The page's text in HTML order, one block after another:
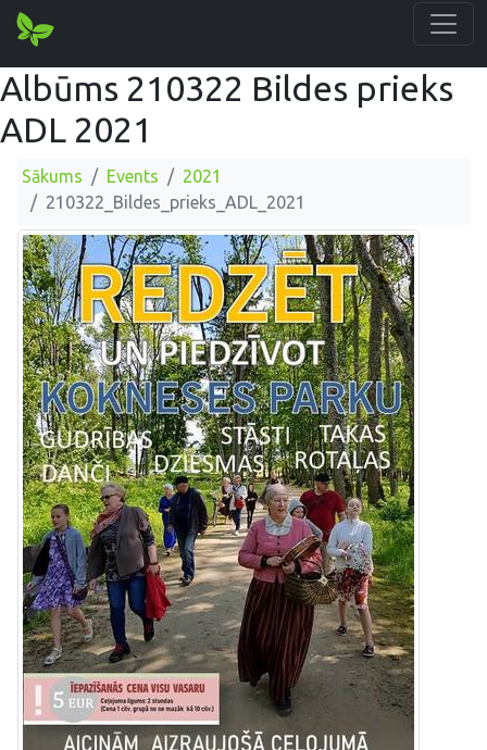
Albūms 210322 Bildes prieks
ADL 2021
Sākums Events
2021
210322_Bildes_prieks_ADL_2021